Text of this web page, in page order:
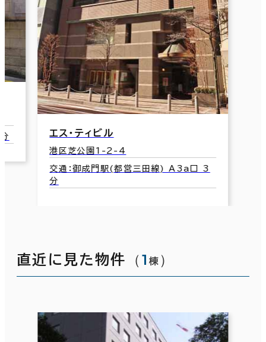
エス・ティビル
港区芝公園1-2-4
交通：御成門駅(都営三田線) A3a口 3
分
直近に見た物件 （1 棟 ）